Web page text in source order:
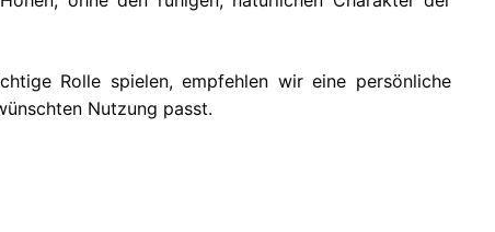
Rolle spielen, empfehlen wir eine persönliche
Nutzung passt.